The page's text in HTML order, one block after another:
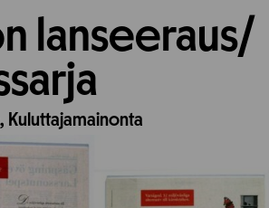
lanseeraus/
Kuluttajamainonta